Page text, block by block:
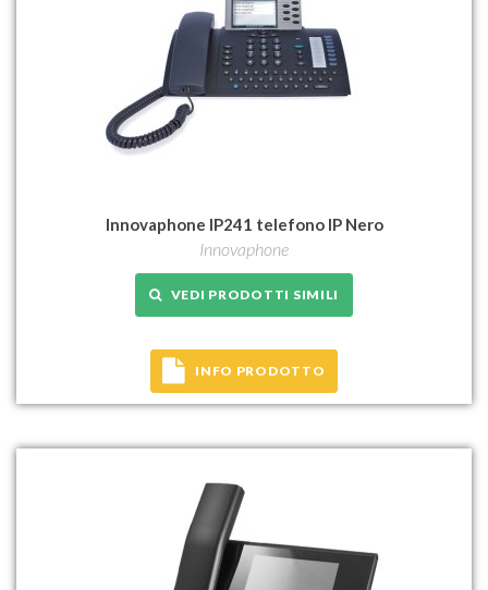
Innovaphone IP241 telefono IP Nero
Innovaphone
VEDI PRODOTTI SIMILI
INFO PRODOTTO